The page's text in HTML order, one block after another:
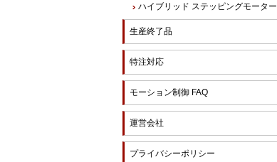
ハイブリッド ステッピングモーター
生産終了品
特注対応
モーション制御 FAQ
運営会社
プライバシーポリシー